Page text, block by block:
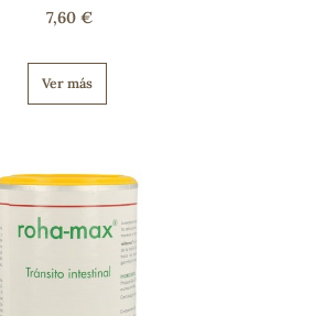
7,60 €
Ver más